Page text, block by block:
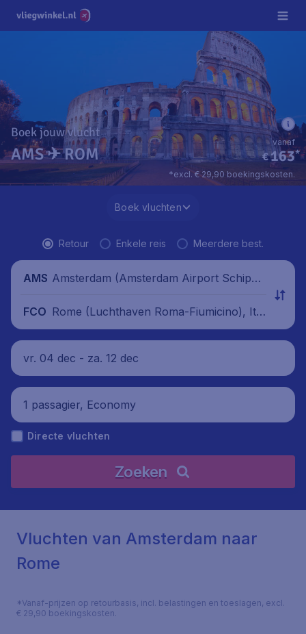
Boek jouw vlucht
AMS ✈ ROM €163*
vanaf
*excl. € 29,90 boekingskosten.
Boek vluchten
Retour Enkele reis Meerdere best.
AMS Amsterdam (Amsterdam Airport Schipho
FCO Rome (Luchthaven Roma-Fiumicino), Ital
ië
vr. 04 dec - za. 12 dec
1 passagier, Economy
Directe vluchten
Zoeken
Vluchten van Amsterdam naar
Rome
*Vanaf-prijzen op retourbasis, incl. belastingen en toeslagen, excl.
€ 29,90 boekingskosten.